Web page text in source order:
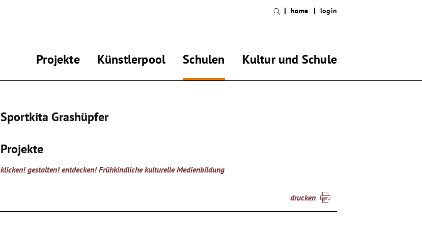
Projekte Künstlerpool Schulen Kultur und Schule
home login
Sportkita Grashüpfer
Projekte
klicken! gestalten! entdecken! Frühkindliche kulturelle Medienbildung
drucken